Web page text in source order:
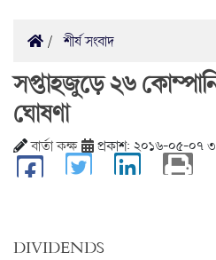
শীর্ষ সংবাদ
সপ্তাহজুড়ে ২৬
ঘোষণা
বার্তা কক্ষ প্রকাশ: ২০১৬-০৫-০৭
DIVIDENDS